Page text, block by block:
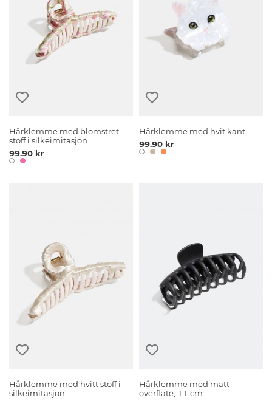
Hårklemme med blomstret
stoff i silkeimitasjon
99.90 kr
Hårklemme med hvit kant
99.90 kr
Hårklemme med hvitt stoff i
silkeimitasjon
Hårklemme med matt
overflate, 11 cm